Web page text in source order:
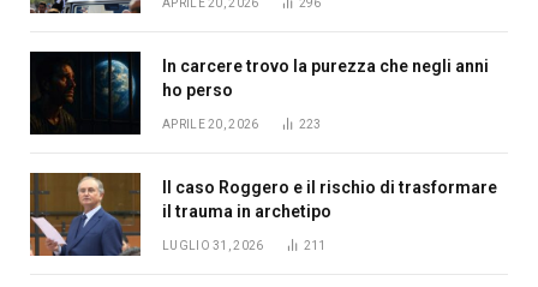
APRILE 20, 2026 296
In carcere trovo la purezza che negli anni
ho perso
APRILE 20, 2026 223
Il caso Roggero e il rischio di trasformare
il trauma in archetipo
LUGLIO 31, 2026 211